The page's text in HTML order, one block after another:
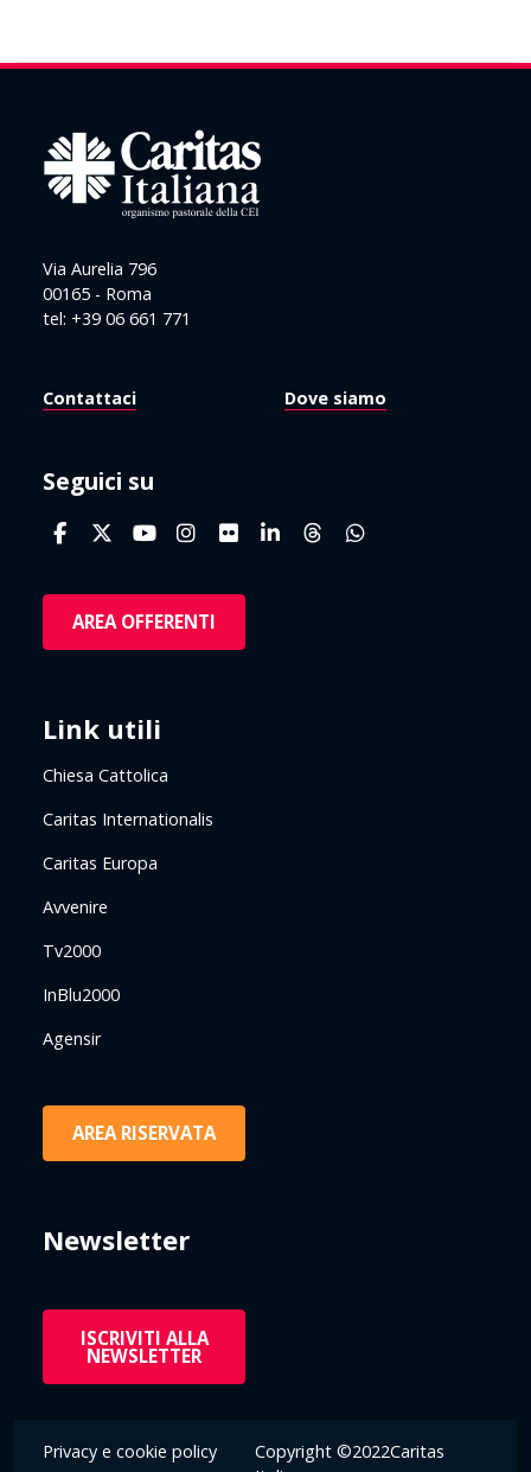
Via Aurelia 796
00165 - Roma
tel: +39 06 661 771
Contattaci Dove siamo
Seguici su
AREA OFFERENTI
Link utili
Chiesa Cattolica
Caritas Internationalis
Caritas Europa
Avvenire
Tv2000
InBlu2000
Agensir
AREA RISERVATA
Newsletter
ISCRIVITI ALLA
NEWSLETTER
Privacy e cookie policy
Copyright ©2022Caritas